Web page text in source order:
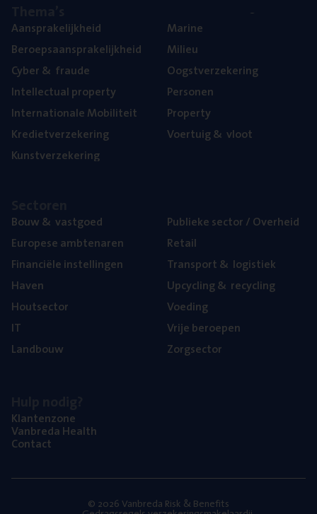
Aan­spra­ke­lijk­heid
Beroeps­aan­spra­ke­lijk­heid
Cyber& fraude
Intel­lec­tu­al property
Inter­na­ti­o­na­le Mobiliteit
Kre­diet­ver­ze­ke­ring
Kunst­ver­ze­ke­ring
Mari­ne
Mili­eu
Oogst­ver­ze­ke­ring
Per­so­nen
Pro­per­ty
Voer­tuig& vloot
Bouw& vastgoed
Euro­pe­se ambtenaren
Finan­ci­ë­le instellingen
Haven
Hout­sec­tor
IT
Land­bouw
Publie­ke sec­tor / Overheid
Retail
Trans­port& logistiek
Upcy­cling& recycling
Voe­ding
Vrije beroe­pen
Zorg­sec­tor
Klan­ten­zo­ne
Van­b­re­da Health
Con­tact
© 2026 Vanbreda Risk & Benefits